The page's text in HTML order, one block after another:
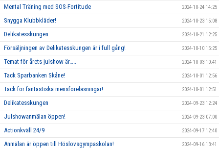
Mental Träning med SOS-Fortitude 2024-10-24 14:25
Snygga Klubbkläder! 2024-10-23 15:08
Delikatesskungen 2024-10-21 12:25
Försäljningen av Delikatesskungen är i full gång! 2024-10-10 15:25
Temat för årets julshow är….. 2024-10-03 10:41
Tack Sparbanken Skåne! 2024-10-01 12:56
Tack för fantastiska mensföreläsningar! 2024-10-01 12:51
Delikatesskungen 2024-09-23 12:24
Julshowanmälan öppen! 2024-09-23 07:00
Actionkväll 24/9 2024-09-17 12:40
Anmälan är öppen till Höslovsgympaskolan! 2024-09-16 13:41